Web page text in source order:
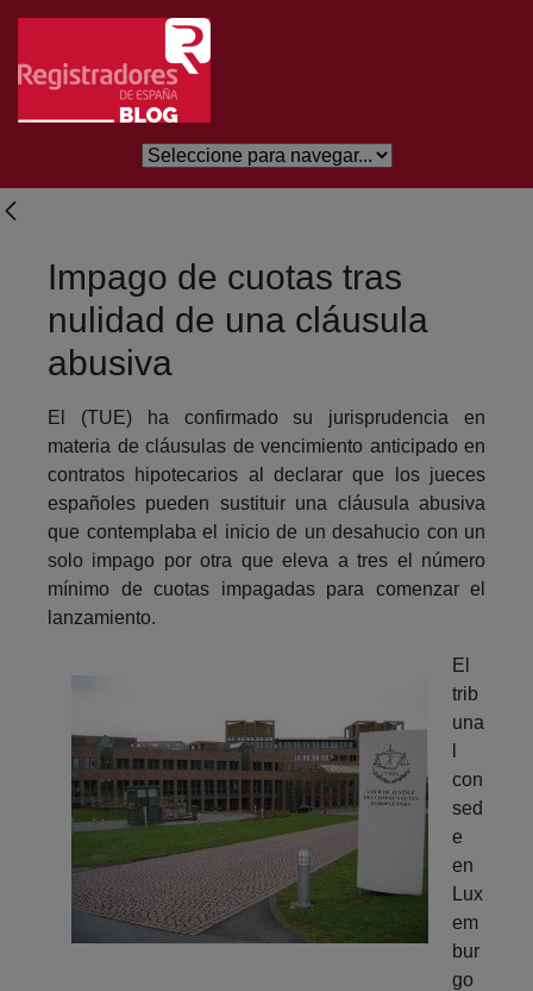
Skip to Main Content
Impago de cuotas tras
nulidad de una cláusula
abusiva
El (TUE) ha confirmado su jurisprudencia en
materia de cláusulas de vencimiento anticipado en
contratos hipotecarios al declarar que los jueces
españoles pueden sustituir una cláusula abusiva
que contemplaba el inicio de un desahucio con un
solo impago por otra que eleva a tres el número
mínimo de cuotas impagadas para comenzar el
lanzamiento.
El
trib
una
con
sed
e
en
Lux
em
bur
go